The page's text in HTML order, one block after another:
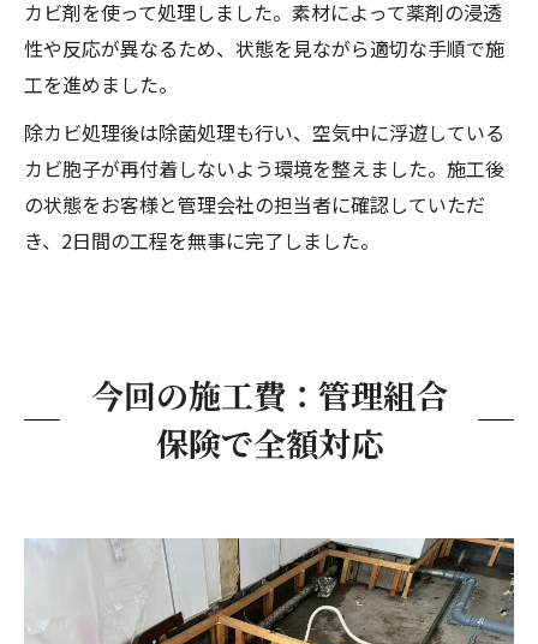
カビ剤を使って処理しました。素材によって薬剤の浸透
性や反応が異なるため、状態を見ながら適切な手順で施
工を進めました。
除カビ処理後は除菌処理も行い、空気中に浮遊している
カビ胞子が再付着しないよう環境を整えました。施工後
の状態をお客様と管理会社の担当者に確認していただ
き、2日間の工程を無事に完了しました。
今回の施工費：管理組合
保険で全額対応